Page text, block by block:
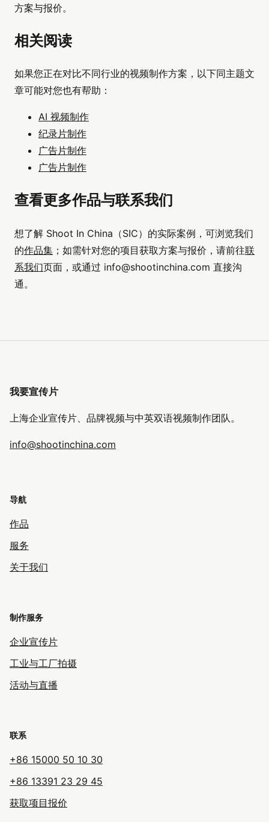
方案与报价。
相关阅读
如果您正在对比不同行业的视频制作方案，以下同主题文
章可能对您也有帮助：
AI 视频制作
纪录片制作
广告片制作
广告片制作
查看更多作品与联系我们
想了解 Shoot In China（SIC）的实际案例，可浏览我们
的作品集 ；如需针对您的项目获取方案与报价，请前往联
系我们页面，或通过 info@shootinchina.com 直接沟
通。
我要宣传片
上海企业宣传片、品牌视频与中英双语视频制作团队。
info@shootinchina.com
导航
作品
服务
关于我们
制作服务
企业宣传片
工业与工厂拍摄
活动与直播
联系
+86 15000 50 10 30
+86 13391 23 29 45
获取项目报价